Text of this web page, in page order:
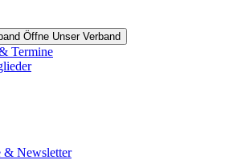
Öffne Unser Verband
Termine
& Newsletter